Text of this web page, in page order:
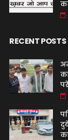
RECENT POSTS